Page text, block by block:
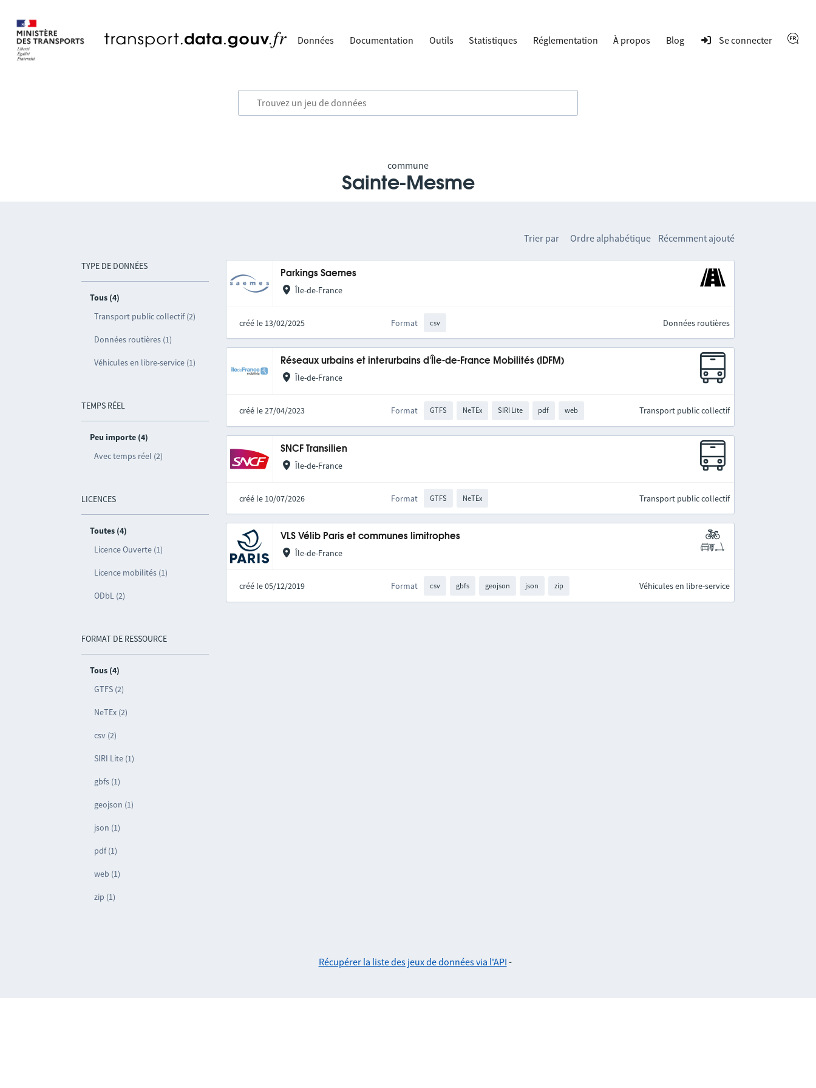
Données Documentation Outils Statistiques Réglementation À propos Blog Se connecter
commune
Sainte-Mesme
TYPE DE DONNÉES
Tous (4)
Transport public collectif (2)
Données routières (1)
Véhicules en libre-service (1)
TEMPS RÉEL
Peu importe (4)
Avec temps réel (2)
LICENCES
Toutes (4)
Licence Ouverte (1)
Licence mobilités (1)
ODbL (2)
FORMAT DE RESSOURCE
Tous (4)
GTFS (2)
NeTEx (2)
csv (2)
SIRI Lite (1)
gbfs (1)
geojson (1)
json (1)
pdf (1)
web (1)
zip (1)
Trier par Ordre alphabétique Récemment ajouté
Parkings Saemes
Île-de-France
créé le 13/02/2025 Format csv Données routières
Réseaux urbains et interurbains d'Île-de-France Mobilités (IDFM)
Île-de-France
créé le 27/04/2023 Format GTFS NeTEx SIRI Lite pdf web Transport public collectif
SNCF Transilien
Île-de-France
créé le 10/07/2026 Format GTFS NeTEx Transport public collectif
VLS Vélib Paris et communes limitrophes
Île-de-France
créé le 05/12/2019 Format csv gbfs geojson json zip Véhicules en libre-service
Récupérer la liste des jeux de données via l'API -